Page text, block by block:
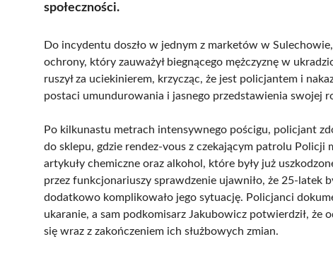
społeczności.
Do incydentu doszło w jednym z marketów w
ochrony, który zauważył biegnącego mężczyznę w
ruszył za uciekinierem, krzycząc, że jest policjantem i
postaci umundurowania i jasnego przedstawienia swojej
Po kilkunastu metrach intensywnego pościgu, policjant
do sklepu, gdzie rendez-vous z czekającym patrolu Policji
artykuły chemiczne oraz alkohol, które były już
przez funkcjonariuszy sprawdzenie ujawniło, że 25-latek
dodatkowo komplikowało jego sytuację. Policjanci
ukaranie, a sam podkomisarz Jakubowicz potwierdził,
się wraz z zakończeniem ich służbowych zmian.